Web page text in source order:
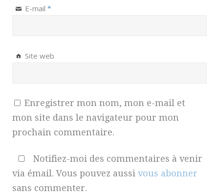
E-mail *
Site web
Enregistrer mon nom, mon e-mail et
mon site dans le navigateur pour mon
prochain commentaire.
Notifiez-moi des commentaires à venir
via émail. Vous pouvez aussi vous abonner
sans commenter.